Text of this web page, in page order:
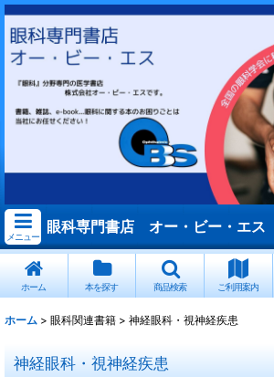
メニュー
眼科専門書店 オー・ビー・エ
ホーム 本を探す 商品検索 ご利用案内
ホーム > 眼科関連書籍 > 神経眼科・視神経疾患
神経眼科・視神経疾患